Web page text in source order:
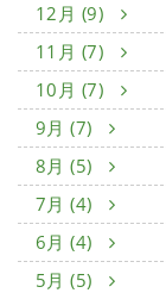
12月 (9)
11月 (7)
10月 (7)
9月 (7)
8月 (5)
7月 (4)
6月 (4)
5月 (5)